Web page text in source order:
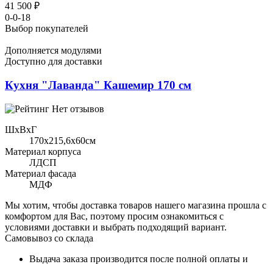
41 500 ₽
0-0-18
Выбор покупателей
Дополняется модулями
Доступно для доставки
Кухня "Лаванда" Кашемир 170 см
Нет отзывов
ШхВхГ
170x215,6х60см
Материал корпуса
ЛДСП
Материал фасада
МДФ
Мы хотим, чтобы доставка товаров нашего магазина прошла с
комфортом для Вас, поэтому просим ознакомиться с
условиями доставки и выбрать подходящий вариант.
Самовывоз со склада
Выдача заказа производится после полной оплаты и